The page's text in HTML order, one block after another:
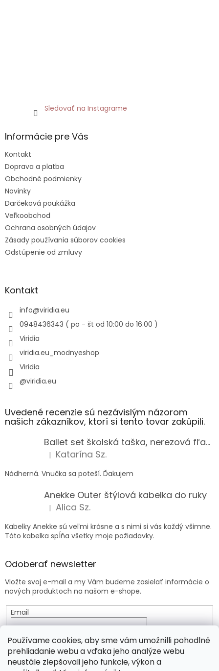
Používame cookies, aby sme vám umožnilli pohodlné
prehliadanie webu a vďaka jeho analýze webu
neustále zlepšovali jeho funkcie, výkon a
Sledovať na Instagrame
Informácie pre Vás
Kontakt
Doprava a platba
Obchodné podmienky
Novinky
Darčeková poukážka
Veľkoobchod
Ochrana osobných údajov
Zásady používania súborov cookies
Odstúpenie od zmluvy
Kontakt
info@viridia.eu
0948436343 ( po - št od 10:00 do 16:00 )
Viridia
viridia.eu_modnyeshop
Viridia
@viridia.eu
Uvedené recenzie sú nezávislým názorom
našich zákazníkov, ktorí si tento tovar zakúpili.
Ballet set školská taška, nerezová fľaša a plný peračník s motívom baletky pre dievča
Hodnotenie produktu je 5 z 5 hviezdičiek.
| Katarína Sz.
Nádherná. Vnučka sa poteší. Ďakujem
Anekke Outer štýlová kabelka do ruky
Hodnotenie produktu je 5 z 5 hviezdičiek.
| Alica Sz.
Kabelky Anekke sú veľmi krásne a s nimi si vás každý všimne.
Táto kabelka spĺňa všetky moje požiadavky.
Odoberať newsletter
Vložte svoj e-mail a my Vám budeme zasielať informácie o
nových produktoch na našom e-shope.
Email
osobných údajov
PRIHLÁSIŤ SA